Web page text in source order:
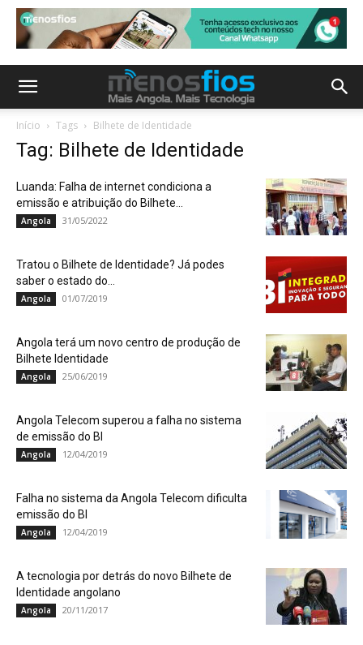
Início Tags Bilhete de Identidade
Tag: Bilhete de Identidade
Luanda: Falha de internet condiciona a
emissão e atribuição do Bilhete...
Angola 31/05/2022
Tratou o Bilhete de Identidade? Já podes
saber o estado do...
Angola 01/07/2019
Angola terá um novo centro de produção de
Bilhete Identidade
Angola 25/06/2019
Angola Telecom superou a falha no sistema
de emissão do BI
Angola 12/04/2019
Falha no sistema da Angola Telecom dificulta
emissão do BI
Angola 12/04/2019
A tecnologia por detrás do novo Bilhete de
Identidade angolano
Angola 20/11/2017